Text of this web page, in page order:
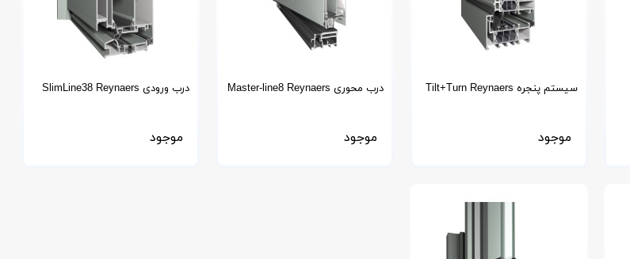
سیستم پنجره Tilt+Turn Reynaers
موجود
درب محوری Master-line8 Reynaers
موجود
درب ورودی SlimLine38 Reynaers
موجود